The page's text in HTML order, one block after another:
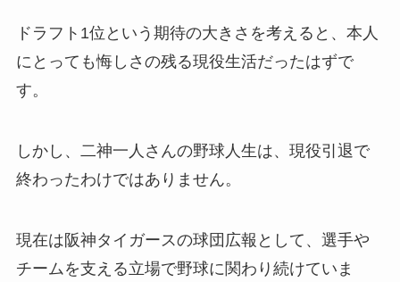
ドラフト1位という期待の大きさを考えると、本人
にとっても悔しさの残る現役生活だったはずで
す。
しかし、二神一人さんの野球人生は、現役引退で
終わったわけではありません。
現在は阪神タイガースの球団広報として、選手や
チームを支える立場で野球に関わり続けていま